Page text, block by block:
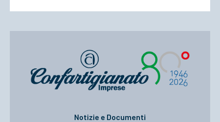
Notizie e Documenti